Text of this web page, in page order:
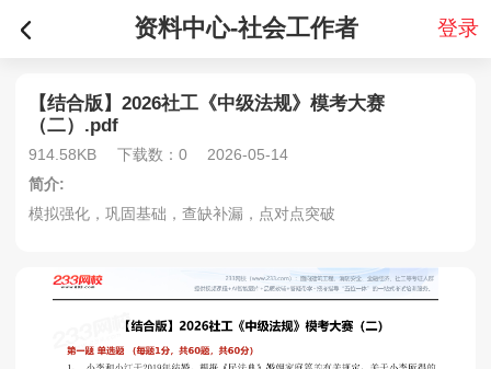
资料中心-社会工作者 登录
【结合版】2026社工《中级法规》模考大赛
（二）.pdf
914.58KB 下载数：0
2026-05-14
简介:
模拟强化，巩固基础，查缺补漏，点对点突破